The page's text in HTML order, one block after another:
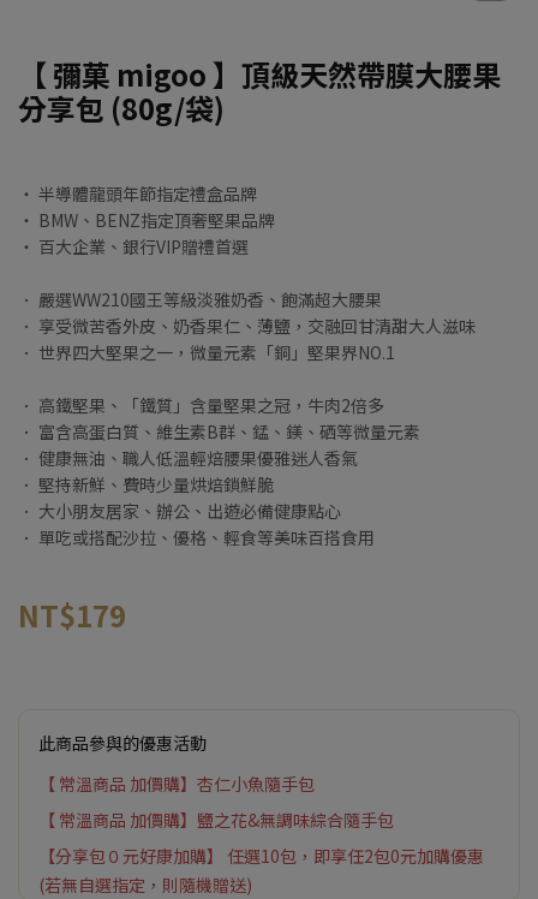
【 彌菓 migoo 】頂級天然帶膜大腰果
分享包 (80g/袋)
‧ 半導體龍頭年節指定禮盒品牌
‧ BMW、BENZ指定頂奢堅果品牌
‧ 百大企業、銀行VIP贈禮首選
． 嚴選WW210國王等級淡雅奶香、飽滿超大腰果
． 享受微苦香外皮、奶香果仁、薄鹽，交融回甘清甜大人滋味
． 世界四大堅果之一，微量元素「銅」堅果界NO.1
． 高鐵堅果、「鐵質」含量堅果之冠，牛肉2倍多
． 富含高蛋白質、維生素B群、錳、鎂、硒等微量元素
． 健康無油、職人低溫輕焙腰果優雅迷人香氣
． 堅持新鮮、費時少量烘焙鎖鮮脆
． 大小朋友居家、辦公、出遊必備健康點心
． 單吃或搭配沙拉、優格、輕食等美味百搭食用
NT$179
此商品參與的優惠活動
【 常溫商品 加價購】杏仁小魚隨手包
【 常溫商品 加價購】鹽之花&無調味綜合隨手包
【分享包０元好康加購】 任選10包，即享任2包0元加購優惠
(若無自選指定，則隨機贈送)